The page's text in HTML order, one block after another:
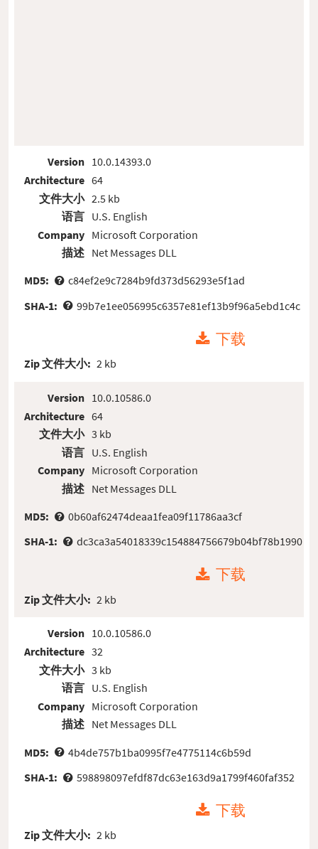
Version
Architecture
文件大小
语言
Company
描述
10.0.14393.0
64
2.5 kb
U.S. English
Microsoft Corporation
Net Messages DLL
MD5:
c84ef2e9c7284b9fd373d56293e5f1ad
SHA-1:
99b7e1ee056995c6357e81ef13b9f96a5ebd1c4c
下载
Zip 文件大小: 2 kb
Version
Architecture
文件大小
语言
Company
描述
10.0.10586.0
64
3 kb
U.S. English
Microsoft Corporation
Net Messages DLL
MD5:
0b60af62474deaa1fea09f11786aa3cf
SHA-1:
dc3ca3a54018339c154884756679b04bf78b1990
下载
Zip 文件大小: 2 kb
Version
Architecture
文件大小
语言
Company
描述
10.0.10586.0
32
3 kb
U.S. English
Microsoft Corporation
Net Messages DLL
MD5:
4b4de757b1ba0995f7e4775114c6b59d
SHA-1:
598898097efdf87dc63e163d9a1799f460faf352
下载
Zip 文件大小: 2 kb